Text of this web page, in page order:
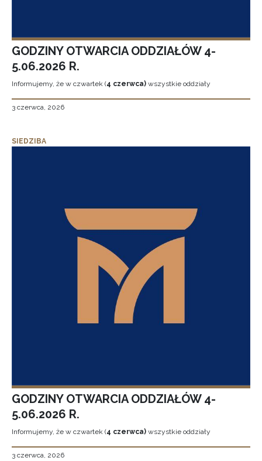
GODZINY OTWARCIA ODDZIAŁÓW 4-
5.06.2026 R.
Informujemy, że w czwartek (4 czerwca) wszystkie oddziały
3 czerwca, 2026
SIEDZIBA
GODZINY OTWARCIA ODDZIAŁÓW 4-
5.06.2026 R.
Informujemy, że w czwartek (4 czerwca) wszystkie oddziały
3 czerwca, 2026